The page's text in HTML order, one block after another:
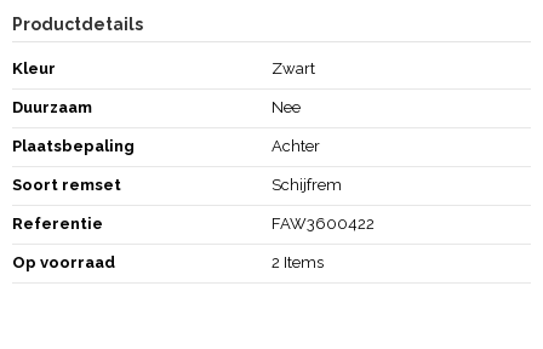
Productdetails
Kleur Zwart
Duurzaam Nee
Plaatsbepaling Achter
Soort remset Schijfrem
Referentie FAW3600422
Op voorraad 2 Items